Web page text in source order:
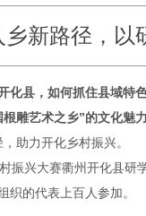
新路径，以
化县，如何抓住县域特
雕艺术之乡”的文化魅
助力开化乡村振兴。
振兴大赛衢州开化县
织的代表上百人参加。